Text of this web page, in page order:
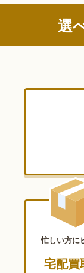
選
忙しい方に
宅配買